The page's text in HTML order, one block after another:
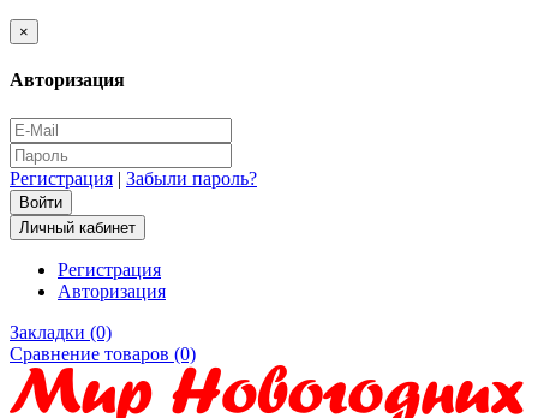
×
Авторизация
Регистрация | Забыли пароль?
Личный кабинет
Регистрация
Авторизация
Закладки (0)
Сравнение товаров (0)